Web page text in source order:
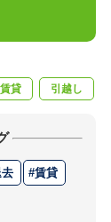
賃貸 引越し
賃貸